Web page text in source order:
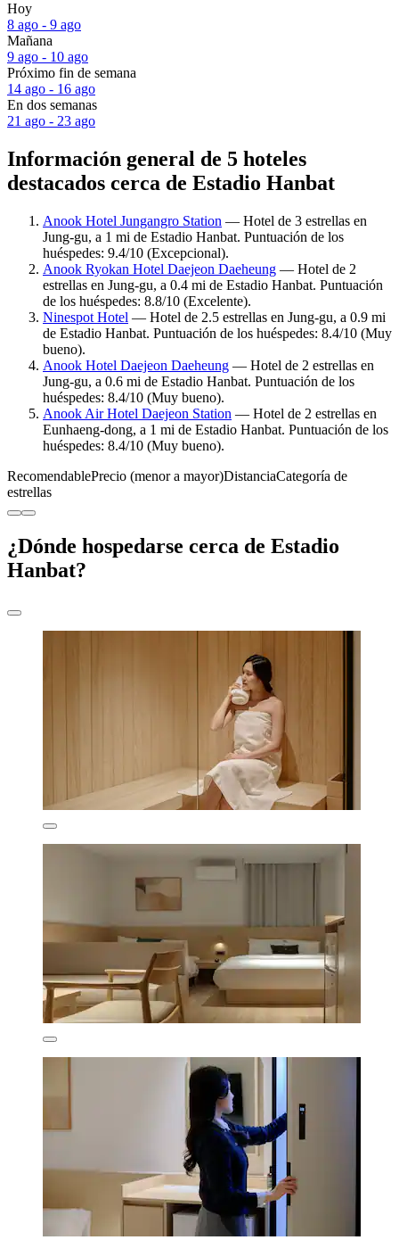
Hoy
8 ago - 9 ago
Mañana
9 ago - 10 ago
Próximo fin de semana
14 ago - 16 ago
En dos semanas
21 ago - 23 ago
Información general de 5 hoteles
destacados cerca de Estadio Hanbat
Anook Hotel Jungangro Station — Hotel de 3 estrellas en
Jung-gu, a 1 mi de Estadio Hanbat. Puntuación de los
huéspedes: 9.4/10 (Excepcional).
Anook Ryokan Hotel Daejeon Daeheung — Hotel de 2
estrellas en Jung-gu, a 0.4 mi de Estadio Hanbat. Puntuación
de los huéspedes: 8.8/10 (Excelente).
Ninespot Hotel — Hotel de 2.5 estrellas en Jung-gu, a 0.9 mi
de Estadio Hanbat. Puntuación de los huéspedes: 8.4/10 (Muy
bueno).
Anook Hotel Daejeon Daeheung — Hotel de 2 estrellas en
Jung-gu, a 0.6 mi de Estadio Hanbat. Puntuación de los
huéspedes: 8.4/10 (Muy bueno).
Anook Air Hotel Daejeon Station — Hotel de 2 estrellas en
Eunhaeng-dong, a 1 mi de Estadio Hanbat. Puntuación de los
huéspedes: 8.4/10 (Muy bueno).
RecomendablePrecio (menor a mayor)DistanciaCategoría de
estrellas
¿Dónde hospedarse cerca de Estadio
Hanbat?